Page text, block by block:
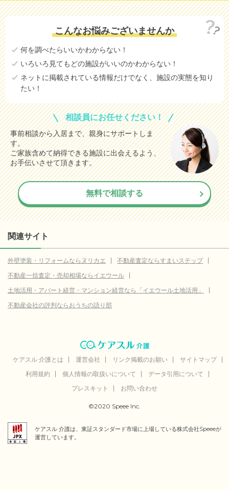
こんなお悩みございませんか
何を調べたらいいかわからない！
いろいろ見てもどの施設がいいのかわからない！
ネットに掲載されている情報だけでなく、施設の実態を知り
たい！
相談員にお任せください！
事前相談から入居まで、親身にサポートしま
す。
ご家族含めて納得できる施設に出会えるよう、
お手伝いさせて頂きます。
無料で相談する
関連サイト
外壁塗装・リフォームならヌリカエ
不動産査定ならすまいステップ
不動産一括査定・売却相場ならイエウール
土地活用・アパート経営・マンション経営なら「イエウール土地活用」
不動産会社の評判ならおうちの語り部
ケアスル 介護とは 運営会社 リンク掲載のお願い
サイトマップ
利用規約
個人情報の取扱いについて
データ引用について
プレスキット
お問い合わせ
©2020 Speee Inc.
ケアスル 介護は、東証スタンダード市場に上場している株式会社Speeeが
運営しています。